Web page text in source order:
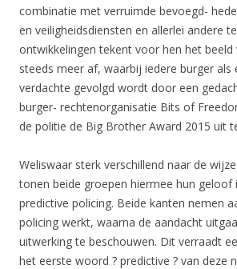
combinatie met verruimde bevoegd-
en veiligheidsdiensten en allerlei andere
ontwikkelingen tekent voor hen het beeld
steeds meer af, waarbij iedere burger als
verdachte gevolgd wordt door een
burger- rechtenorganisatie Bits of
de politie de Big Brother Award 2015 uit
Weliswaar sterk verschillend naar de
tonen beide groepen hiermee hun geloof
predictive policing. Beide kanten nemen
policing werkt, waarna de aandacht
uitwerking te beschouwen. Dit verraadt
het eerste woord ? predictive ? van deze